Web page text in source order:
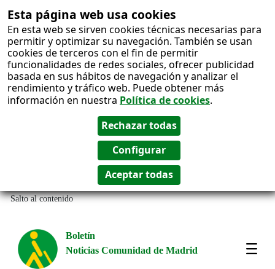
Esta página web usa cookies
En esta web se sirven cookies técnicas necesarias para
permitir y optimizar su navegación. También se usan
cookies de terceros con el fin de permitir
funcionalidades de redes sociales, ofrecer publicidad
basada en sus hábitos de navegación y analizar el
rendimiento y tráfico web. Puede obtener más
información en nuestra Política de cookies.
Salto al contenido
Boletín
Noticias Comunidad de Madrid